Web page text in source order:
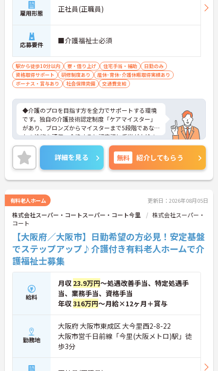
雇用形態 正社員(正職員)
応募要件 ■介護福祉士必須
駅から徒歩10分以内 寮・借り上げ 住宅手当・補助
日勤のみ
資格取得サポート
研修制度あり
産休･育休･介護休暇取得実績あり
ボーナス・賞与あり
社会保険完備 交通費支給
◆介護のプロを目指す方を全力でサポートする環境
です。独自の介護技術認定制度「ケアマイスター」
があり、ブロンズからマイスターまで5段階であな
たの技術を評価。合格すると認定証と手当が支給さ
れます。
◆スタッフ同士の繋がりを大切にするため「サンク
スバッジ」という素敵な制度を導入しています。ス
マホやパソコンから、部署や施設を超えた仲間に
「ありがとう」のバッジを送り合う仕組みで、毎月
些細なことでも感謝を伝え合い、認め合えるため、
風通しが良くとてもあたたかい雰囲気の職場です。
また、「もっとこうしたら良くなるかも！」という
現場の小さなアイデアを大切にしており、入社1日
目から誰でもいくつでも提案できる「フジキャタ提
案」制度があり、毎月役員がすべての提案に目を通
します。自分の気づきが実際のサービス向上につな
がるため、やりがいを持って仕事に取り組めます。
詳細を見る 無料 紹介してもらう
有料老人ホーム 更新日：2026年08月05日
株式会社スーパー・コートスーパー・コート今里
株式会社スーパー・
コート
【大阪府／大阪市】日勤希望の方必見！安定基盤
でステップアップ♪介護付き有料老人ホームで介
護福祉士募集
給料
月収 23.9万円～処遇改善手当、特定処遇手
当、業務手当、資格手当
年収316万円～月給×12ヶ月＋賞与
勤務地
大阪府 大阪市東成区 大今里西2-8-22
大阪市営千日前線「今里(大阪メトロ)駅」徒
歩3分